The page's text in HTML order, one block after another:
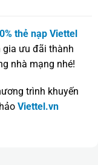
thẻ nạp Viettel
gia ưu đãi thành
nhà mạng nhé!
trình khuyến
Viettel.vn